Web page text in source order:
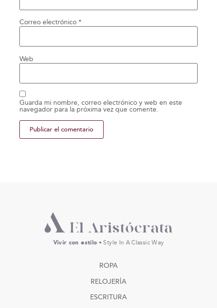
Correo electrónico *
Web
Guarda mi nombre, correo electrónico y web en este
navegador para la próxima vez que comente.
Vivir con estilo • Style In A Classic Way
ROPA
RELOJERÍA
ESCRITURA